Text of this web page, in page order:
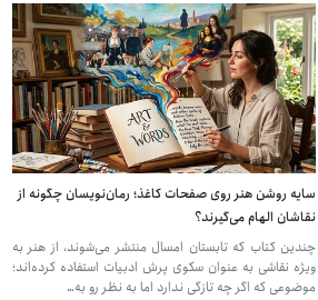
سایه روشن هنر روی صفحات کاغذ؛ رمان‌نویسان چگونه از
نقاشان الهام می‌گیرند؟
چندین کتاب که تابستان امسال منتشر می‌شوند، از هنر به
ویژه نقاشی به عنوان سکوی پرش ادبیات استفاده کرده‌اند؛
موضوعی که اگر چه تازگی ندارد اما به نظر رو به…